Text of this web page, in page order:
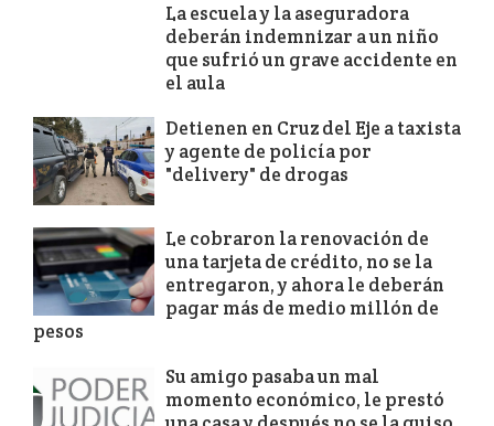
La escuela y la aseguradora
deberán indemnizar a un niño
que sufrió un grave accidente en
el aula
Detienen en Cruz del Eje a taxista
y agente de policía por
"delivery" de drogas
Le cobraron la renovación de
una tarjeta de crédito, no se la
entregaron, y ahora le deberán
pagar más de medio millón de
pesos
Su amigo pasaba un mal
momento económico, le prestó